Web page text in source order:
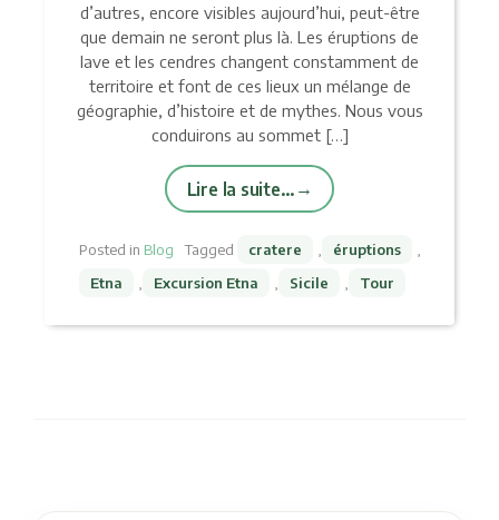
d’autres, encore visibles aujourd’hui, peut-être
que demain ne seront plus là. Les éruptions de
lave et les cendres changent constamment de
territoire et font de ces lieux un mélange de
géographie, d’histoire et de mythes. Nous vous
conduirons au sommet […]
Lire la suite…
Posted in Blog Tagged cratere éruptions
Etna
Excursion Etna Sicile Tour